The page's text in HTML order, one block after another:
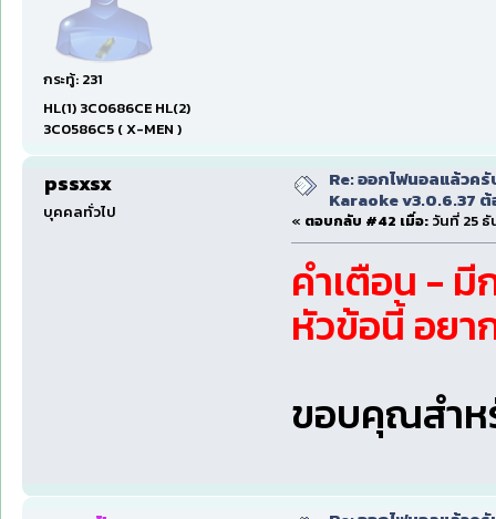
กระทู้: 231
HL(1) 3C0686CE HL(2)
3C0586C5 ( X-MEN )
pssxsx
บุคคลทั่วไป
Re: ออกไฟนอลแล้วค
Karaoke v3.0.6.37
« ตอบกลับ #42 เมื่อ: วันที่ 25 ธั
คำเตือน -
หัวข้อนี้ อย
ขอบคุณสำห